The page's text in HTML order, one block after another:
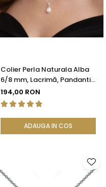
Colier Perla Naturala Alba
6/8 mm, Lacrimă, Pandantiv
Argint 925 | KASKADDA®
194,00 RON
ADAUGA IN COS